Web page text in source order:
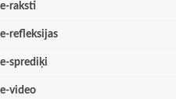
e-raksti
e-refleksijas
e-sprediķi
e-video